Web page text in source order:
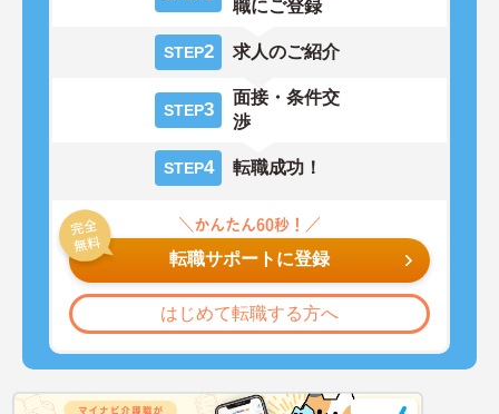
職にご登録
STEP2 求人のご紹介
STEP3
面接・条件交
渉
STEP4 転職成功！
転職サポートに登録
はじめて転職する方へ